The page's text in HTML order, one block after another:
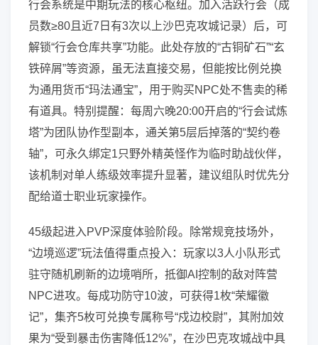
行会系统是中期玩法的核心枢纽。加入活跃行会（成
员数≥80且近7日有3次以上沙巴克攻城记录）后，可
解锁“行会仓库共享”功能。此处存放的“古铜矿石”“玄
铁碎屑”等资源，虽无法直接交易，但能按比例兑换
为通用货币“玛法通宝”，用于购买NPC处不售卖的稀
有道具。特别提醒：每周六晚20:00开启的“行会试炼
塔”为团队协作型副本，通关第5层后掉落的“契约卷
轴”，可永久绑定1只野外精英怪作为临时助战伙伴，
该机制对单人练级效率提升显著，建议组队时优先分
配给道士职业玩家操作。
45级起进入PVP深度体验阶段。除常规竞技场外，
“边境巡逻”玩法值得重点投入：玩家以3人小队形式
驻守随机刷新的边境哨所，抵御AI控制的敌对阵营
NPC进攻。每成功防守10波，可获得1枚“荣耀徽
记”，集齐5枚可兑换专属称号“戍边校尉”，其附加效
果为“受到暴击伤害降低12%”，在沙巴克攻城战中具